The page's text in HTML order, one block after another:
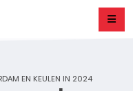
EN KEULEN IN 2024